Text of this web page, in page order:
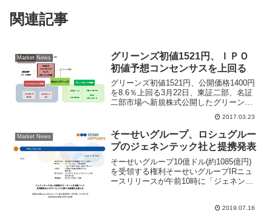
関連記事
Market News
グリーンズ初値1521円、ＩＰＯ
初値予想コンセンサスを上回る
グリーンズ初値1521円、公開価格1400円
を8.6％上回る3月22日、東証二部、名証
二部市場へ新規株式公開したグリーンズ
(6547)が午前9時16分に1521円で初値をつ
けた。公開価格1400円を8.6％上回る水準
となった。初値形成後の高...
2017.03.23
Market News
そーせいグループ、ロシュグルー
プのジェネンテック社と提携発表
そーせいグループ10億ドル(約1085億円)
を受領する権利そーせいグループIRニュ
ースリリースが午前10時に「ジェネンテ
携のお知らせ」を情報開示した。そーせ
2019.07.16